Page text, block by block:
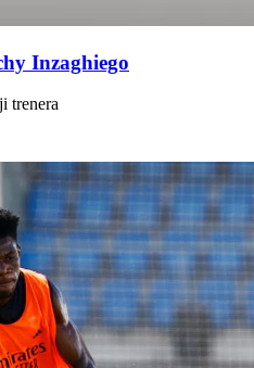
Inzaghiego
trenera